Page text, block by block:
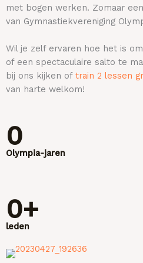
met bogen werken. Zomaar
van Gymnastiekvereniging
Wil je zelf ervaren hoe het is
of een spectaculaire salto te
bij ons kijken of train 2 lessen
van harte welkom!
0
Olympia-jaren
0+
leden